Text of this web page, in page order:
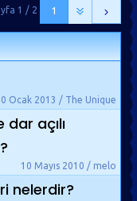
1
1 / 2
Ocak 2013 / The Unique
açılı
10 Mayıs 2010 / melo
nelerdir?